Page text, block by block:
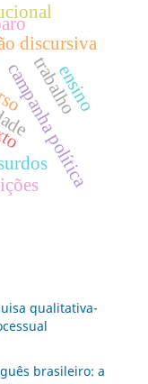
discursiva
campanha política
trabalho
ensino
qualitativa-
brasileiro: a